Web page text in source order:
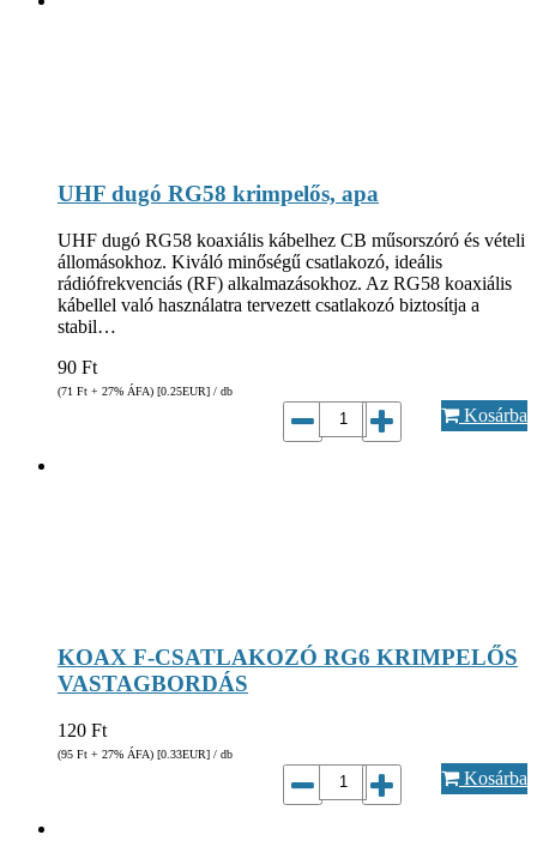
UHF dugó RG58 krimpelős, apa
UHF dugó RG58 koaxiális kábelhez CB műsorszóró és vételi
állomásokhoz. Kiváló minőségű csatlakozó, ideális
rádiófrekvenciás (RF) alkalmazásokhoz. Az RG58 koaxiális
kábellel való használatra tervezett csatlakozó biztosítja a
stabil…
90 Ft
(71 Ft + 27% ÁFA) [0.25EUR] / db
Kosárba
KOAX F-CSATLAKOZÓ RG6 KRIMPELŐS
VASTAGBORDÁS
120 Ft
(95 Ft + 27% ÁFA) [0.33EUR] / db
Kosárba